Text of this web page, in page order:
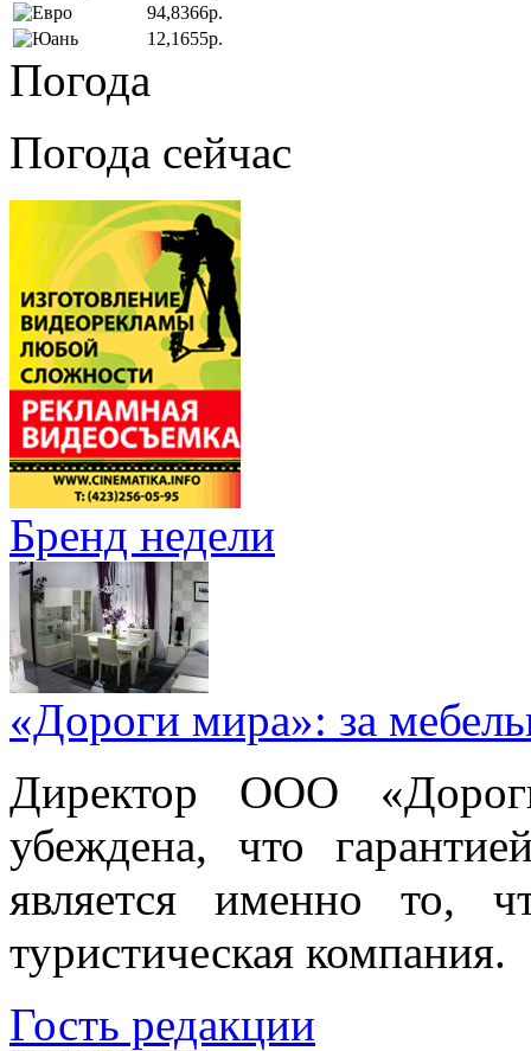
94,8366р.
12,1655р.
Погода
Погода сейчас
Бренд недели
«Дороги мира»: за
Директор ООО
убеждена, что
является именно то,
туристическая компания.
Гость редакции